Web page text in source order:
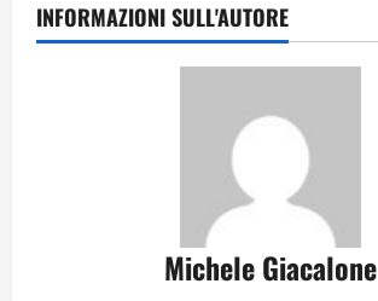
INFORMAZIONI SULL'AUTORE
Michele Giacalone